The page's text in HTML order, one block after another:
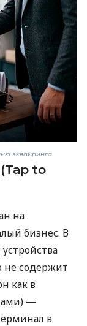
эквайринга
to
на
бизнес. В
не содержит
как в
—
в